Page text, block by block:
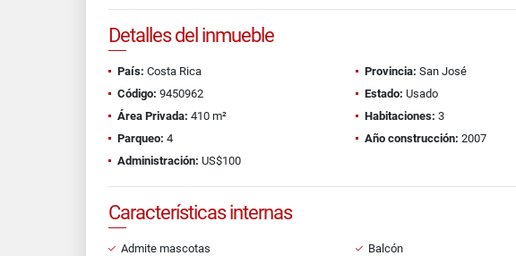
Detalles del inmueble
País: Costa Rica Provincia: San José
Código: 9450962 Estado: Usado
Área Privada: 410 m² Habitaciones: 3
Parqueo: 4 Año construcción: 2007
Administración: US$100
Características internas
Admite mascotas Balcón